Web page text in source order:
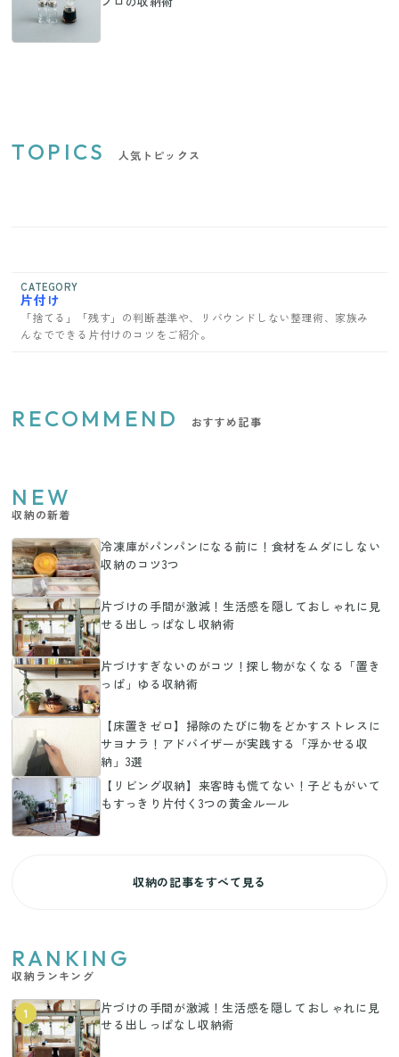
TOPICS 人気トピックス
CATEGORY
片付け
「捨てる」「残す」の判断基準や、リバウンドしない整理術、家族み
んなでできる片付けのコツをご紹介。
RECOMMEND おすすめ記事
NEW
収納の新着
冷凍庫がパンパンになる前に！食材をムダにしない
収納のコツ3つ
片づけの手間が激減！生活感を隠しておしゃれに見
せる出しっぱなし収納術
片づけすぎないのがコツ！探し物がなくなる「置き
っぱ」ゆる収納術
【床置きゼロ】掃除のたびに物をどかすストレスに
サヨナラ！アドバイザーが実践する「浮かせる収
納」3選
【リビング収納】来客時も慌てない！子どもがいて
もすっきり片付く3つの黄金ルール
収納の記事をすべて見る
RANKING
収納ランキング
1
片づけの手間が激減！生活感を隠しておしゃれに見
せる出しっぱなし収納術